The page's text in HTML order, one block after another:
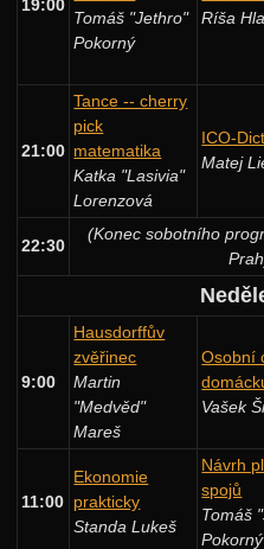
19:00
Tomáš "Jethro"
Pokorný
Ríša
21:00
Tance -- cherry
pick
matematika
Katka "Lasivia"
Lorenzová
ICO-Dict
Matej
22:30
(Konec sobotního
9:00
Hausdorffův
zvěřinec
Martin
"Medvěd"
Mareš
Osobní
Vašek
11:00
Ekonomie
prakticky
Standa Lukeš
Návrh
spojů
Tomáš
Pokorný